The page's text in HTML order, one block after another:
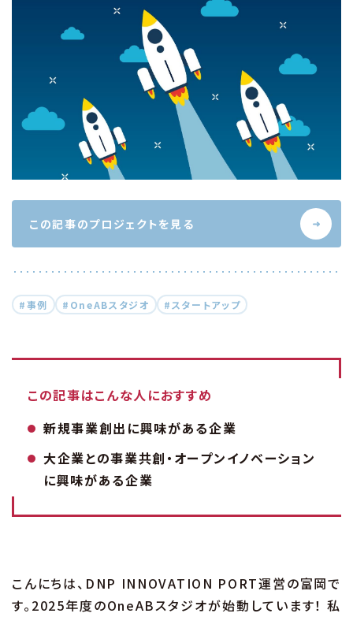
この記事のプロジェクトを見る
#事例 #OneABスタジオ #スタートアップ
この記事はこんな人におすすめ
新規事業創出に興味がある企業
大企業との事業共創・オープンイノベーション
に興味がある企業
こんにちは、DNP INNOVATION PORT運営の富岡で
す。2025年度のOneABスタジオが始動しています！ 私